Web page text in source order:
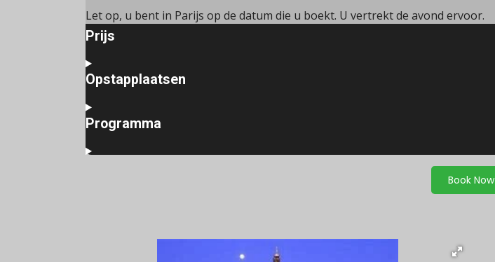
Let op, u bent in Parijs op de datum die u boekt. U vertrekt de avond ervoor.
Prijs
Opstapplaatsen
Programma
Book Now